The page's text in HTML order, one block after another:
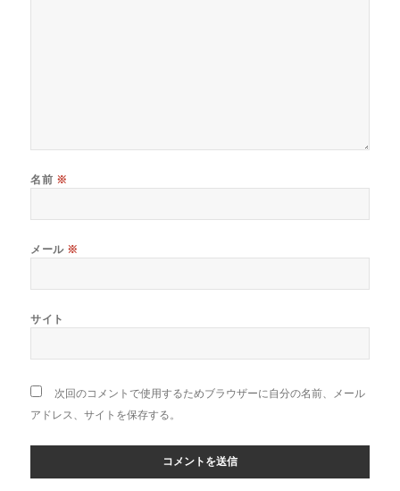
名前 ※
メール ※
サイト
次回のコメントで使用するためブラウザーに自分の名前、メール
アドレス、サイトを保存する。